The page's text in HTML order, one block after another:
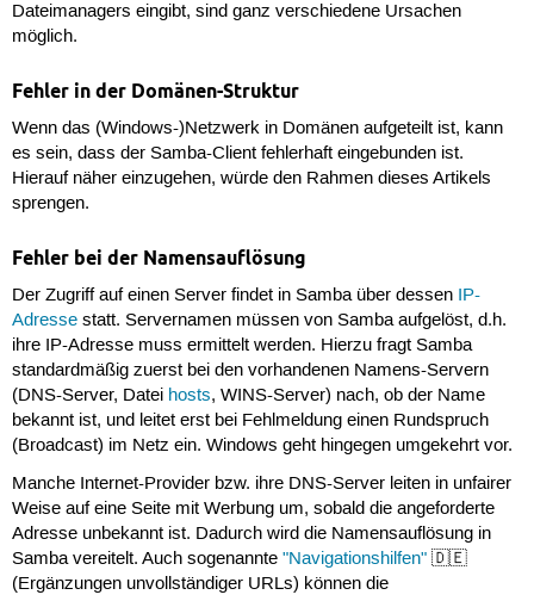
Dateimanagers eingibt, sind ganz verschiedene Ursachen
möglich.
Fehler in der Domänen-Struktur
Wenn das (Windows-)Netzwerk in Domänen aufgeteilt ist, kann
es sein, dass der Samba-Client fehlerhaft eingebunden ist.
Hierauf näher einzugehen, würde den Rahmen dieses Artikels
sprengen.
Fehler bei der Namensauflösung
Der Zugriff auf einen Server findet in Samba über dessen IP-
Adressestatt. Servernamen müssen von Samba aufgelöst, d.h.
ihre IP-Adresse muss ermittelt werden. Hierzu fragt Samba
standardmäßig zuerst bei den vorhandenen Namens-Servern
(DNS-Server, Datei hosts, WINS-Server) nach, ob der Name
bekannt ist, und leitet erst bei Fehlmeldung einen Rundspruch
(Broadcast) im Netz ein. Windows geht hingegen umgekehrt vor.
Manche Internet-Provider bzw. ihre DNS-Server leiten in unfairer
Weise auf eine Seite mit Werbung um, sobald die angeforderte
Adresse unbekannt ist. Dadurch wird die Namensauflösung in
Samba vereitelt. Auch sogenannte "Navigationshilfen"🇩🇪
(Ergänzungen unvollständiger URLs) können die